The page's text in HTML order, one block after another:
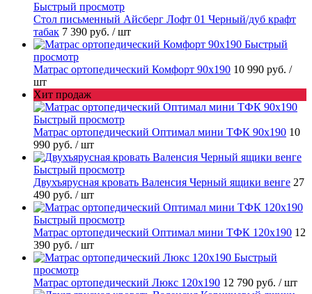
Быстрый просмотр
Стол письменный Айсберг Лофт 01 Черный/дуб крафт
табак 7 390 руб. / шт
Быстрый
просмотр
Матрас ортопедический Комфорт 90х190 10 990 руб. /
шт
Хит продаж
Быстрый просмотр
Матрас ортопедический Оптимал мини ТФК 90х190 10
990 руб. / шт
Быстрый просмотр
Двухъярусная кровать Валенсия Черный ящики венге 27
490 руб. / шт
Быстрый просмотр
Матрас ортопедический Оптимал мини ТФК 120х190 12
390 руб. / шт
Быстрый
просмотр
Матрас ортопедический Люкс 120х190 12 790 руб. / шт